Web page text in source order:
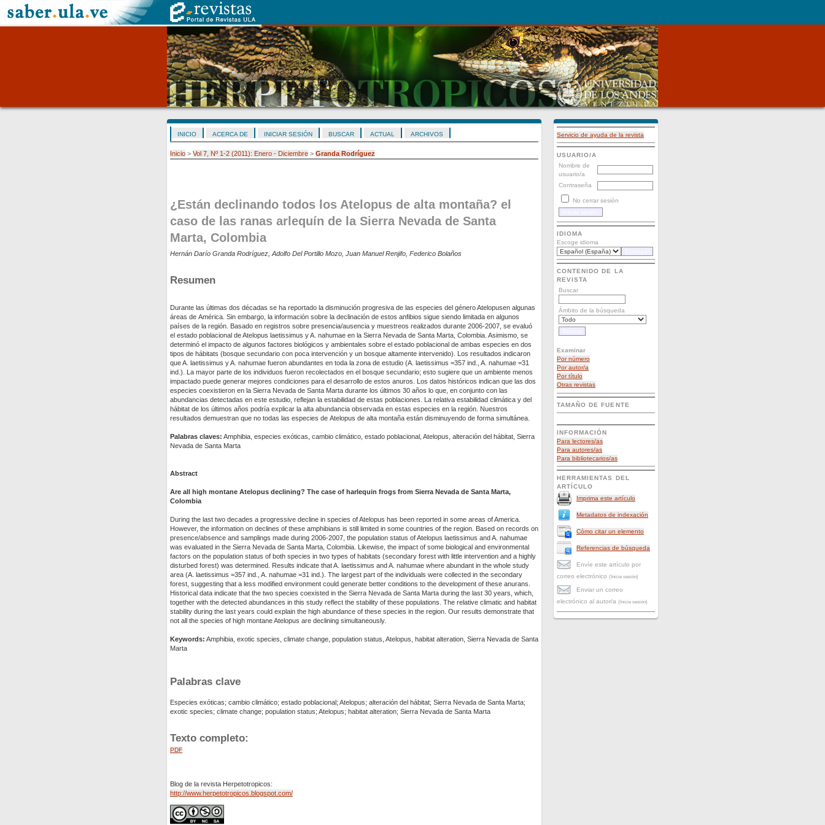
Servicio de ayuda de la revista
USUARIO/A
Nombre de
usuario/a
Contraseña
No cerrar sesión
IDIOMA
Escoge idioma
CONTENIDO DE LA
REVISTA
Buscar
Ámbito de la búsqueda
Examinar
Por número
Por autor/a
Por título
Otras revistas
TAMAÑO DE FUENTE
INFORMACIÓN
Para lectores/as
Para autores/as
Para bibliotecarios/as
HERRAMIENTAS DEL
ARTÍCULO
Imprima este artículo
Metadatos de indexación
Cómo citar un elemento
Referencias de búsqueda
Envíe este artículo por
correo electrónico (Inicie sesión)
Enviar un correo
electrónico al autor/a (Inicie sesión)
INICIO ACERCA DE INICIAR SESIÓN BUSCAR ACTUAL ARCHIVOS
Inicio > Vol 7, Nº 1-2 (2011): Enero - Diciembre > Granda Rodríguez
¿Están declinando todos los Atelopus de alta montaña? el
caso de las ranas arlequín de la Sierra Nevada de Santa
Marta, Colombia
Hernán Darío Granda Rodríguez, Adolfo Del Portillo Mozo, Juan Manuel Renjifo, Federico Bolaños
Resumen
Durante las últimas dos décadas se ha reportado la disminución progresiva de las especies del género Atelopusen algunas
áreas de América. Sin embargo, la información sobre la declinación de estos anfibios sigue siendo limitada en algunos
países de la región. Basado en registros sobre presencia/ausencia y muestreos realizados durante 2006-2007, se evaluó
el estado poblacional de Atelopus laetissimus y A. nahumae en la Sierra Nevada de Santa Marta, Colombia. Asimismo, se
determinó el impacto de algunos factores biológicos y ambientales sobre el estado poblacional de ambas especies en dos
tipos de hábitats (bosque secundario con poca intervención y un bosque altamente intervenido). Los resultados indicaron
que A. laetissimus y A. nahumae fueron abundantes en toda la zona de estudio (A. laetissimus =357 ind., A. nahumae =31
ind.). La mayor parte de los individuos fueron recolectados en el bosque secundario; esto sugiere que un ambiente menos
impactado puede generar mejores condiciones para el desarrollo de estos anuros. Los datos históricos indican que las dos
especies coexistieron en la Sierra Nevada de Santa Marta durante los últimos 30 años lo que, en conjunto con las
abundancias detectadas en este estudio, reflejan la estabilidad de estas poblaciones. La relativa estabilidad climática y del
hábitat de los últimos años podría explicar la alta abundancia observada en estas especies en la región. Nuestros
resultados demuestran que no todas las especies de Atelopus de alta montaña están disminuyendo de forma simultánea.
Palabras claves: Amphibia, especies exóticas, cambio climático, estado poblacional, Atelopus, alteración del hábitat, Sierra
Nevada de Santa Marta
Abstract
Are all high montane Atelopus declining? The case of harlequin frogs from Sierra Nevada de Santa Marta,
Colombia
During the last two decades a progressive decline in species of Atelopus has been reported in some areas of America.
However, the information on declines of these amphibians is still limited in some countries of the region. Based on records on
presence/absence and samplings made during 2006-2007, the population status of Atelopus laetissimus and A. nahumae
was evaluated in the Sierra Nevada de Santa Marta, Colombia. Likewise, the impact of some biological and environmental
factors on the population status of both species in two types of habitats (secondary forest with little intervention and a highly
disturbed forest) was determined. Results indicate that A. laetissimus and A. nahumae where abundant in the whole study
area (A. laetissimus =357 ind., A. nahumae =31 ind.). The largest part of the individuals were collected in the secondary
forest, suggesting that a less modified environment could generate better conditions to the development of these anurans.
Historical data indicate that the two species coexisted in the Sierra Nevada de Santa Marta during the last 30 years, which,
together with the detected abundances in this study reflect the stability of these populations. The relative climatic and habitat
stability during the last years could explain the high abundance of these species in the region. Our results demonstrate that
not all the species of high montane Atelopus are declining simultaneously.
Keywords: Amphibia, exotic species, climate change, population status, Atelopus, habitat alteration, Sierra Nevada de Santa
Marta
Palabras clave
Especies exóticas; cambio climático; estado poblacional; Atelopus; alteración del hábitat; Sierra Nevada de Santa Marta;
exotic species; climate change; population status; Atelopus; habitat alteration; Sierra Nevada de Santa Marta
Texto completo:
PDF
Blog de la revista Herpetotropicos:
http://www.herpetotropicos.blogspot.com/